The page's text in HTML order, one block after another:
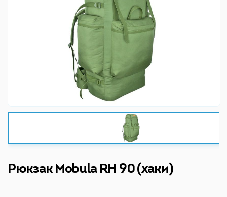
Рюкзак Mobula RH 90 (хаки)